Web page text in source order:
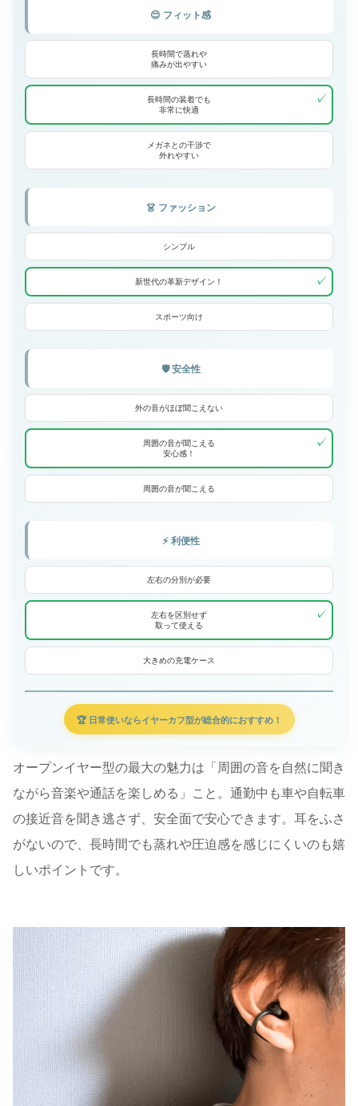
😌 フィット感
長時間で蒸れや
痛みが出やすい
✓
長時間の装着でも
非常に快適
メガネとの干渉で
外れやすい
👗 ファッション
シンプル
✓
新世代の革新デザイン！
スポーツ向け
🛡️ 安全性
外の音がほぼ聞こえない
✓
周囲の音が聞こえる
安心感！
周囲の音が聞こえる
⚡ 利便性
左右の分別が必要
✓
左右を区別せず
取って使える
大きめの充電ケース
🏆 日常使いならイヤーカフ型が総合的におすすめ！
オープンイヤー型の最大の魅力は「周囲の音を自然に聞き
ながら音楽や通話を楽しめる」こと。通勤中も車や自転車
の接近音を聞き逃さず、安全面で安心できます。耳をふさ
がないので、長時間でも蒸れや圧迫感を感じにくいのも嬉
しいポイントです。